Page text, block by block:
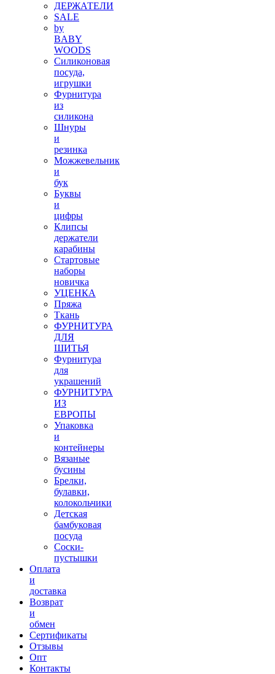
ДЕРЖАТЕЛИ
SALE
by
BABY
WOODS
Силиконовая
посуда,
игрушки
Фурнитура
из
силикона
Шнуры
и
резинка
Можжевельник
и
бук
Буквы
и
цифры
Клипсы
держатели
карабины
Стартовые
наборы
новичка
УЦЕНКА
Пряжа
Ткань
ФУРНИТУРА
ДЛЯ
ШИТЬЯ
Фурнитура
для
украшений
ФУРНИТУРА
ИЗ
ЕВРОПЫ
Упаковка
и
контейнеры
Вязаные
бусины
Брелки,
булавки,
колокольчики
Детская
бамбуковая
посуда
Соски-
пустышки
Оплата
и
доставка
Возврат
и
обмен
Сертификаты
Отзывы
Опт
Контакты